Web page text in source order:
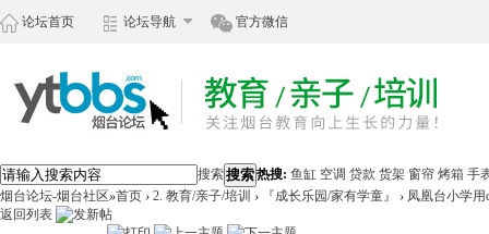
论坛首页 论坛导航 官方微信
搜索搜索热搜: 鱼缸 空调 贷款 货架 窗帘 烤箱 手
烟台论坛-烟台社区»首页 › 2. 教育/亲子/培训 › 『成长乐园/家有学童』 › 凤凰台小学
返回列表